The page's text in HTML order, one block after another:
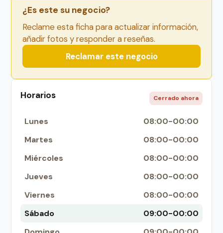
¿Es este su negocio?
Reclame esta ficha para actualizar información,
añadir fotos y responder a reseñas.
Reclamar este negocio
Horarios Cerrado ahora
Lunes
08:00-00:00
Martes
08:00-00:00
Miércoles
08:00-00:00
Jueves
08:00-00:00
Viernes
08:00-00:00
Sábado
09:00-00:00